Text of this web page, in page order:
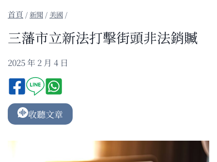
/新聞 / 美國 /
三藩市立新法打擊街頭非法銷贓
2025 年 2 月 4 日
收聽文章